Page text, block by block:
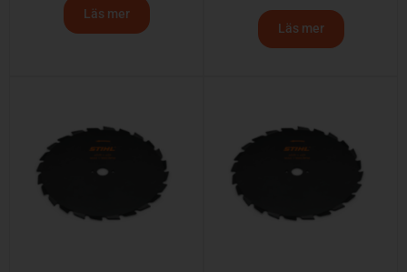
Läs mer
Läs mer